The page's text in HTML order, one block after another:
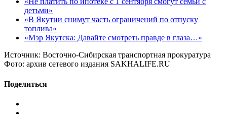
детьми»
«В Якутии снимут часть ограничений по отпуску
топлива»
«Мэр Якутска: Давайте смотреть правде в глаза…»
Источник: Восточно-Сибирская транспортная прокуратура
Фото: архив сетевого издания SAKHALIFE.RU
Поделиться